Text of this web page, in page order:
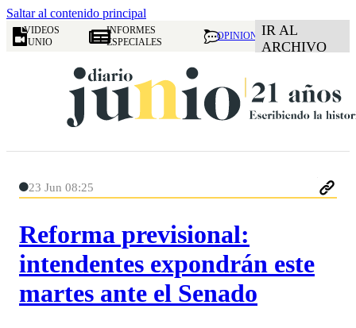
Saltar al contenido principal
VIDEOS
JUNIO
INFORMES
ESPECIALES
OPINION IR AL
ARCHIVO
23 Jun 08:25
Reforma previsional:
intendentes expondrán este
martes ante el Senado